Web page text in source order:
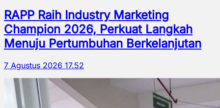
RAPP Raih Industry Marketing
Champion 2026, Perkuat Langkah
Menuju Pertumbuhan Berkelanjutan
7 Agustus 2026 17.52